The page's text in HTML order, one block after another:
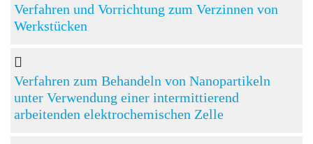
Verfahren und Vorrichtung zum Verzinnen von
Werkstücken
Verfahren zum Behandeln von Nanopartikeln
unter Verwendung einer intermittierend
arbeitenden elektrochemischen Zelle